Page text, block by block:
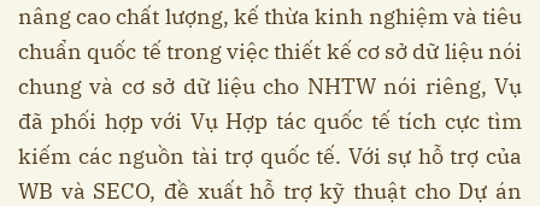
nâng cao chất lượng, kế thừa kinh nghiệm và tiêu
chuẩn quốc tế trong việc thiết kế cơ sở dữ liệu nói
chung và cơ sở dữ liệu cho NHTW nói riêng, Vụ
đã phối hợp với Vụ Hợp tác quốc tế tích cực tìm
kiếm các nguồn tài trợ quốc tế. Với sự hỗ trợ của
WB và SECO, đề xuất hỗ trợ kỹ thuật cho Dự án